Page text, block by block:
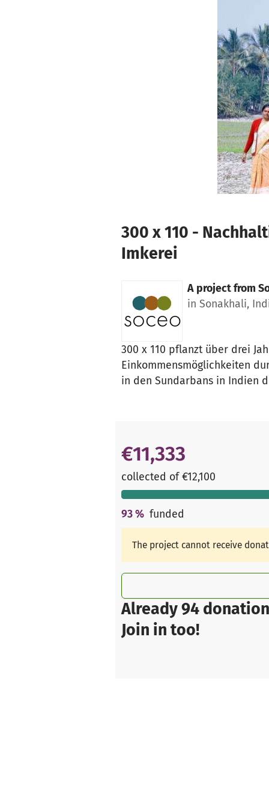
300 x 110 -
Imkerei
A project from
in Sonakhali,
300 x 110 pflanzt über drei
Einkommensmöglichkeiten
in den Sundarbans in Indien
Already 94
Join in too!
€11,333
collected of €12,100
93% funded
The project cannot receive